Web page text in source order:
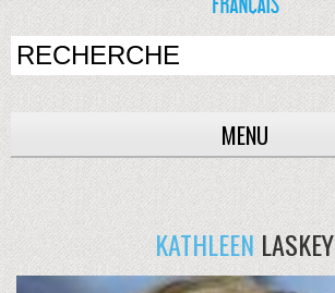
MENU
KATHLEENLASKEY